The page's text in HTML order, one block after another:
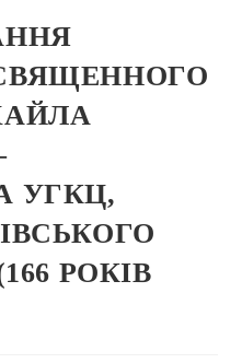
УГКЦ,
РОКІВ